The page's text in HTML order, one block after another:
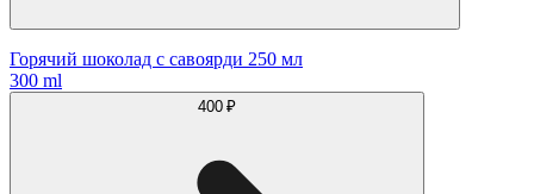
Горячий шоколад с савоярди 250 мл
300 ml
400 ₽